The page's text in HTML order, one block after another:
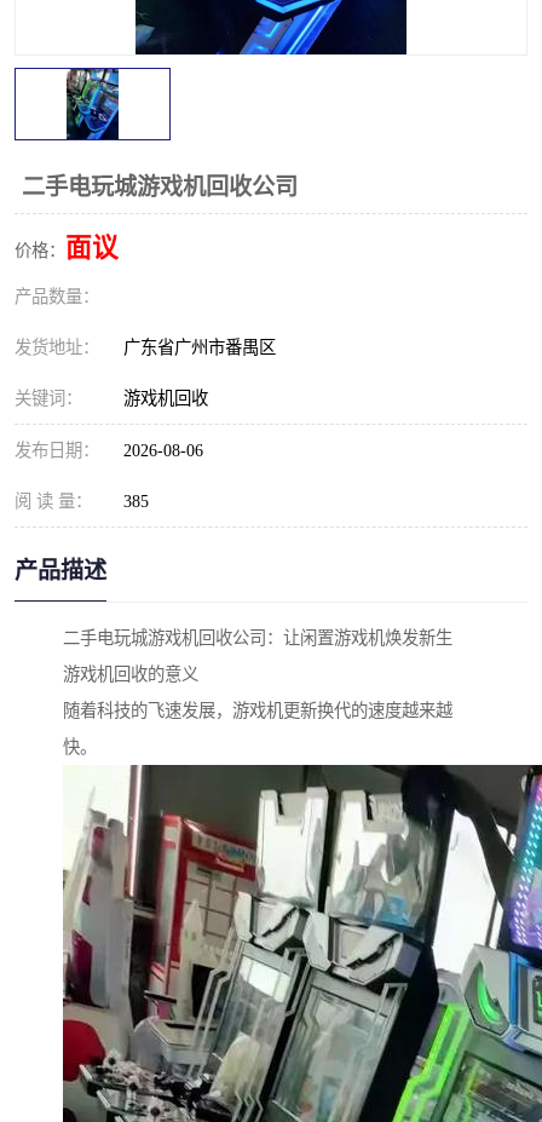
二手电玩城游戏机回收公司
价格： 面议
产品数量：
发货地址： 广东省广州市番禺区
关键词： 游戏机回收
发布日期： 2026-08-06
阅 读 量： 385
产品描述
二手电玩城游戏机回收公司：让闲置游戏机焕发新生
游戏机回收的意义
随着科技的飞速发展，游戏机更新换代的速度越来越
快。